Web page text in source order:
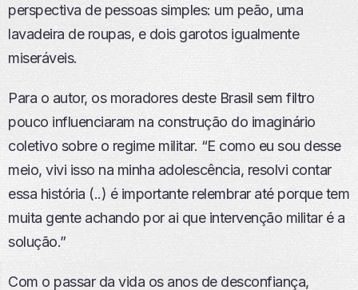
perspectiva de pessoas simples: um peão, uma
lavadeira de roupas, e dois garotos igualmente
miseráveis.
Para o autor, os moradores deste Brasil sem filtro
pouco influenciaram na construção do imaginário
coletivo sobre o regime militar. “E como eu sou desse
meio, vivi isso na minha adolescência, resolvi contar
essa história (..) é importante relembrar até porque tem
muita gente achando por ai que intervenção militar é a
solução.”
Com o passar da vida os anos de desconfiança,